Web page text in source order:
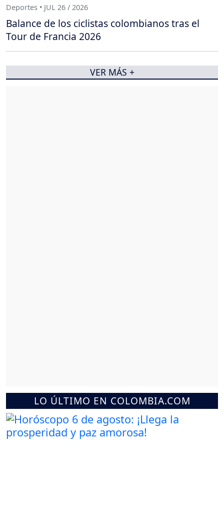
LO ÚLTIMO EN COLOMBIA.COM
Deportes • JUL 26 / 2026
Balance de los ciclistas colombianos tras el
Tour de Francia 2026
VER MÁS +